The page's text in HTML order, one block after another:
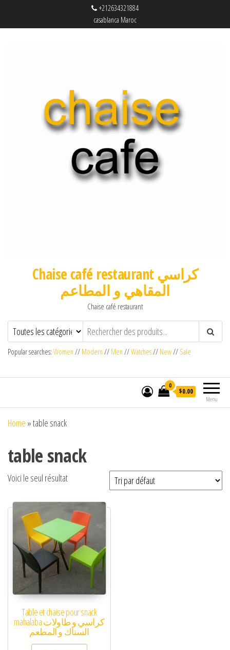
+212634321884
casablanca Maroc
Chaise café restaurant كراسي
المقاهي و المطاعم
Chaise café restaurant
Popular searches: Women // Modern // Men //Watches// New// Sale
Menu
0
$0.00
Home »table snack
table snack
Voici le seul résultat
Table et chaise pour snack
mahalaba كراسي و طاولات
السناك و المطعم